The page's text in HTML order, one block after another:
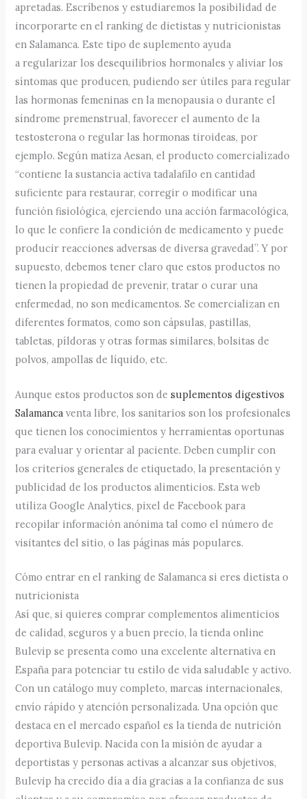
apretadas. Escríbenos y estudiaremos la posibilidad de
incorporarte en el ranking de dietistas y nutricionistas
en Salamanca. Este tipo de suplemento ayuda
a regularizar los desequilibrios hormonales y aliviar los
síntomas que producen, pudiendo ser útiles para regular
las hormonas femeninas en la menopausia o durante el
síndrome premenstrual, favorecer el aumento de la
testosterona o regular las hormonas tiroideas, por
ejemplo. Según matiza Aesan, el producto comercializado
“contiene la sustancia activa tadalafilo en cantidad
suficiente para restaurar, corregir o modificar una
función fisiológica, ejerciendo una acción farmacológica,
lo que le confiere la condición de medicamento y puede
producir reacciones adversas de diversa gravedad”. Y por
supuesto, debemos tener claro que estos productos no
tienen la propiedad de prevenir, tratar o curar una
enfermedad, no son medicamentos. Se comercializan en
diferentes formatos, como son cápsulas, pastillas,
tabletas, píldoras y otras formas similares, bolsitas de
polvos, ampollas de líquido, etc.
Aunque estos productos son desuplementos digestivos
Salamanca venta libre, los sanitarios son los profesionales
que tienen los conocimientos y herramientas oportunas
para evaluar y orientar al paciente. Deben cumplir con
los criterios generales de etiquetado, la presentación y
publicidad de los productos alimenticios. Esta web
utiliza Google Analytics, pixel de Facebook para
recopilar información anónima tal como el número de
visitantes del sitio, o las páginas más populares.
Cómo entrar en el ranking de Salamanca si eres dietista o
nutricionista
Así que, si quieres comprar complementos alimenticios
de calidad, seguros y a buen precio, la tienda online
Bulevip se presenta como una excelente alternativa en
España para potenciar tu estilo de vida saludable y activo.
Con un catálogo muy completo, marcas internacionales,
envío rápido y atención personalizada. Una opción que
destaca en el mercado español es la tienda de nutrición
deportiva Bulevip. Nacida con la misión de ayudar a
deportistas y personas activas a alcanzar sus objetivos,
Bulevip ha crecido día a día gracias a la confianza de sus